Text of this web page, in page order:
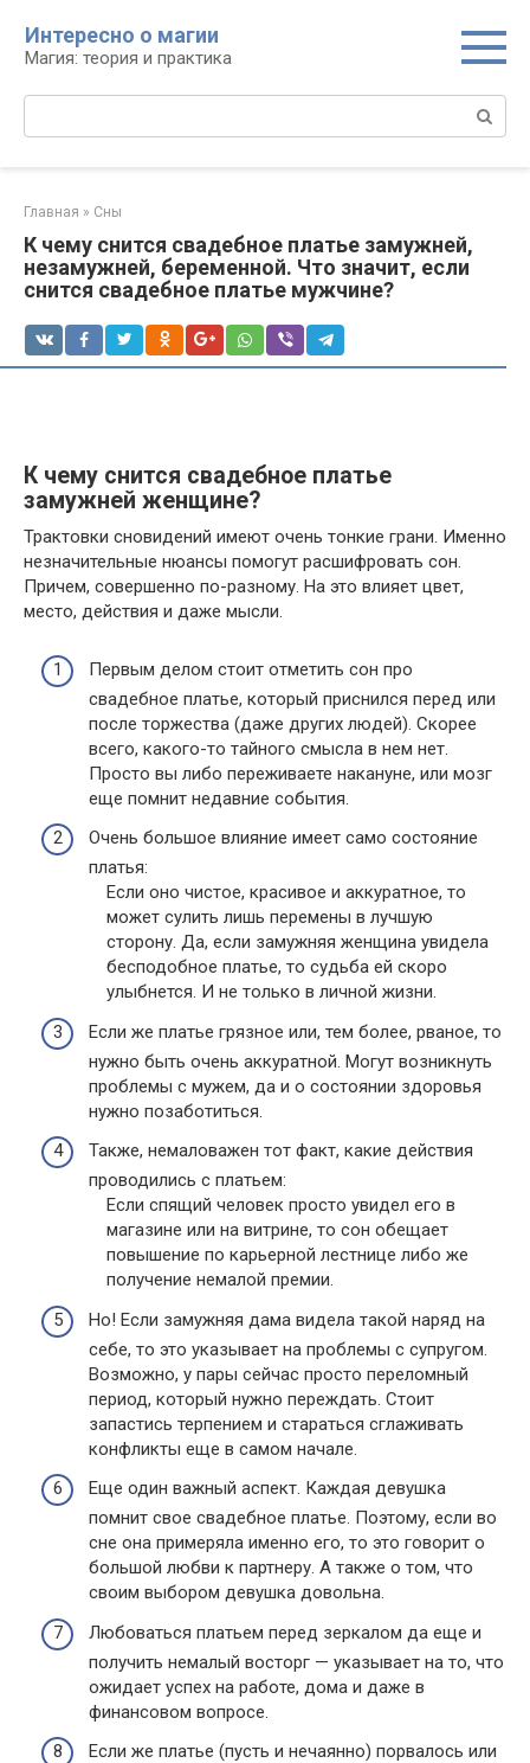
контенту
Интересно о магии
Магия: теория и практика
Главная » Сны
К чему снится свадебное платье замужней,
незамужней, беременной. Что значит, если
снится свадебное платье мужчине?
К чему снится свадебное платье
замужней женщине?
Трактовки сновидений имеют очень тонкие грани. Именно
незначительные нюансы помогут расшифровать сон.
Причем, совершенно по-разному. На это влияет цвет,
место, действия и даже мысли.
Первым делом стоит отметить сон про
свадебное платье, который приснился перед или
после торжества (даже других людей). Скорее
всего, какого-то тайного смысла в нем нет.
Просто вы либо переживаете накануне, или мозг
еще помнит недавние события.
Очень большое влияние имеет само состояние
платья:
Если оно чистое, красивое и аккуратное, то
может сулить лишь перемены в лучшую
сторону. Да, если замужняя женщина увидела
бесподобное платье, то судьба ей скоро
улыбнется. И не только в личной жизни.
Если же платье грязное или, тем более, рваное, то
нужно быть очень аккуратной. Могут возникнуть
проблемы с мужем, да и о состоянии здоровья
нужно позаботиться.
Также, немаловажен тот факт, какие действия
проводились с платьем:
Если спящий человек просто увидел его в
магазине или на витрине, то сон обещает
повышение по карьерной лестнице либо же
получение немалой премии.
Но! Если замужняя дама видела такой наряд на
себе, то это указывает на проблемы с супругом.
Возможно, у пары сейчас просто переломный
период, который нужно переждать. Стоит
запастись терпением и стараться сглаживать
конфликты еще в самом начале.
Еще один важный аспект. Каждая девушка
помнит свое свадебное платье. Поэтому, если во
сне она примеряла именно его, то это говорит о
большой любви к партнеру. А также о том, что
своим выбором девушка довольна.
Любоваться платьем перед зеркалом да еще и
получить немалый восторг — указывает на то, что
ожидает успех на работе, дома и даже в
финансовом вопросе.
Если же платье (пусть и нечаянно) порвалось или